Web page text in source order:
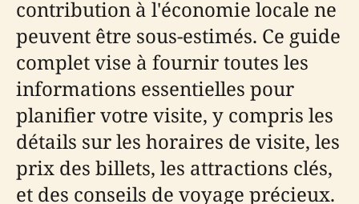
contribution à l'économie locale ne
peuvent être sous-estimés. Ce guide
complet vise à fournir toutes les
informations essentielles pour
planifier votre visite, y compris les
détails sur les horaires de visite, les
prix des billets, les attractions clés,
et des conseils de voyage précieux.